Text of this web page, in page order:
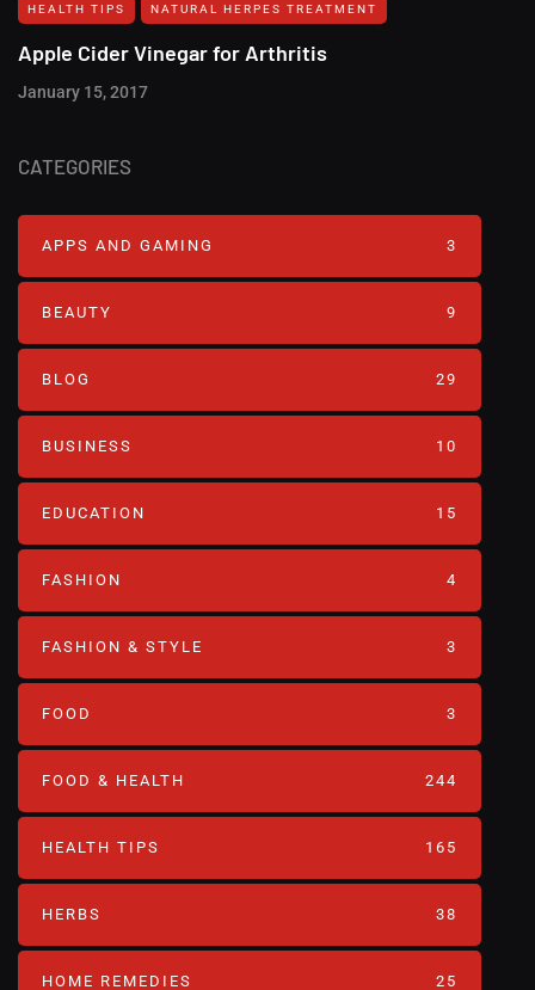
HEALTH TIPS NATURAL HERPES TREATMENT‎
Apple Cider Vinegar for Arthritis
January 15, 2017
CATEGORIES
APPS AND GAMING 3
BEAUTY 9
BLOG 29
BUSINESS 10
EDUCATION 15
FASHION 4
FASHION & STYLE 3
FOOD 3
FOOD & HEALTH 244
HEALTH TIPS 165
HERBS 38
HOME REMEDIES 25